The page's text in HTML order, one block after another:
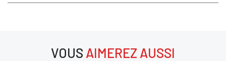
VOUS AIMEREZ AUSSI